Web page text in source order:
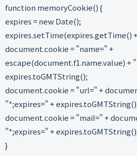
function memoryCookie() {
expires = new Date();
expires.setTime(expires.getTime()
document.cookie = "name=" +
escape(document.f1.name.value) +
expires.toGMTString();
document.cookie = "url=" +
"*;expires=" +
document.cookie = "mail=" +
"*;expires=" +
}